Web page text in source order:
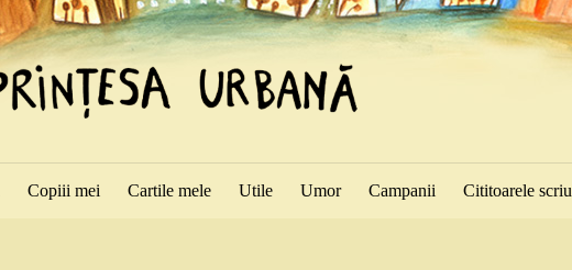
Copiii mei Cartile mele Utile Umor Campanii Cititoarele scriu